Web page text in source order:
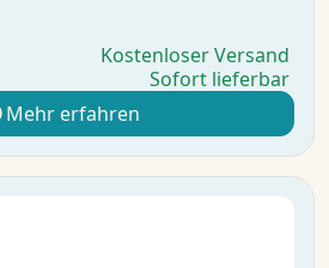
Kostenloser Versand
Sofort lieferbar
Mehr erfahren